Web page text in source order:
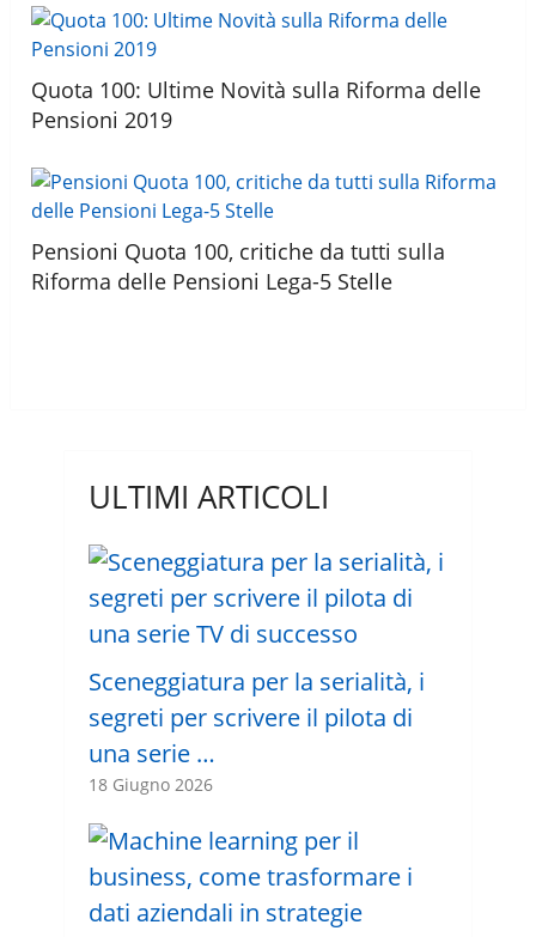
Quota 100: Ultime Novità sulla Riforma delle
Pensioni 2019
Pensioni Quota 100, critiche da tutti sulla
Riforma delle Pensioni Lega-5 Stelle
ULTIMI ARTICOLI
Sceneggiatura per la serialità, i
segreti per scrivere il pilota di
una serie …
18 Giugno 2026